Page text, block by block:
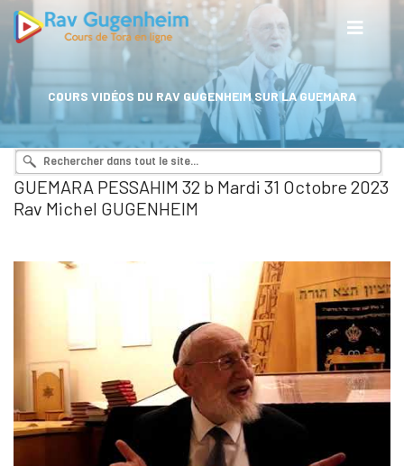
COURS VIDÉOS DU RAV GUGENHEIM SUR LA GUEMARA
GUEMARA PESSAHIM 32 b Mardi 31 Octobre 2023
Rav Michel GUGENHEIM